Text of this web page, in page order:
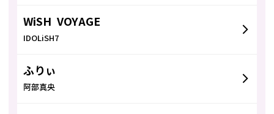
WiSH VOYAGE
IDOLiSH7
ふりぃ
阿部真央